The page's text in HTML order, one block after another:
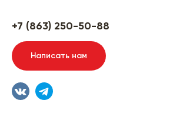
+7 (863) 250-50-88
Написать нам